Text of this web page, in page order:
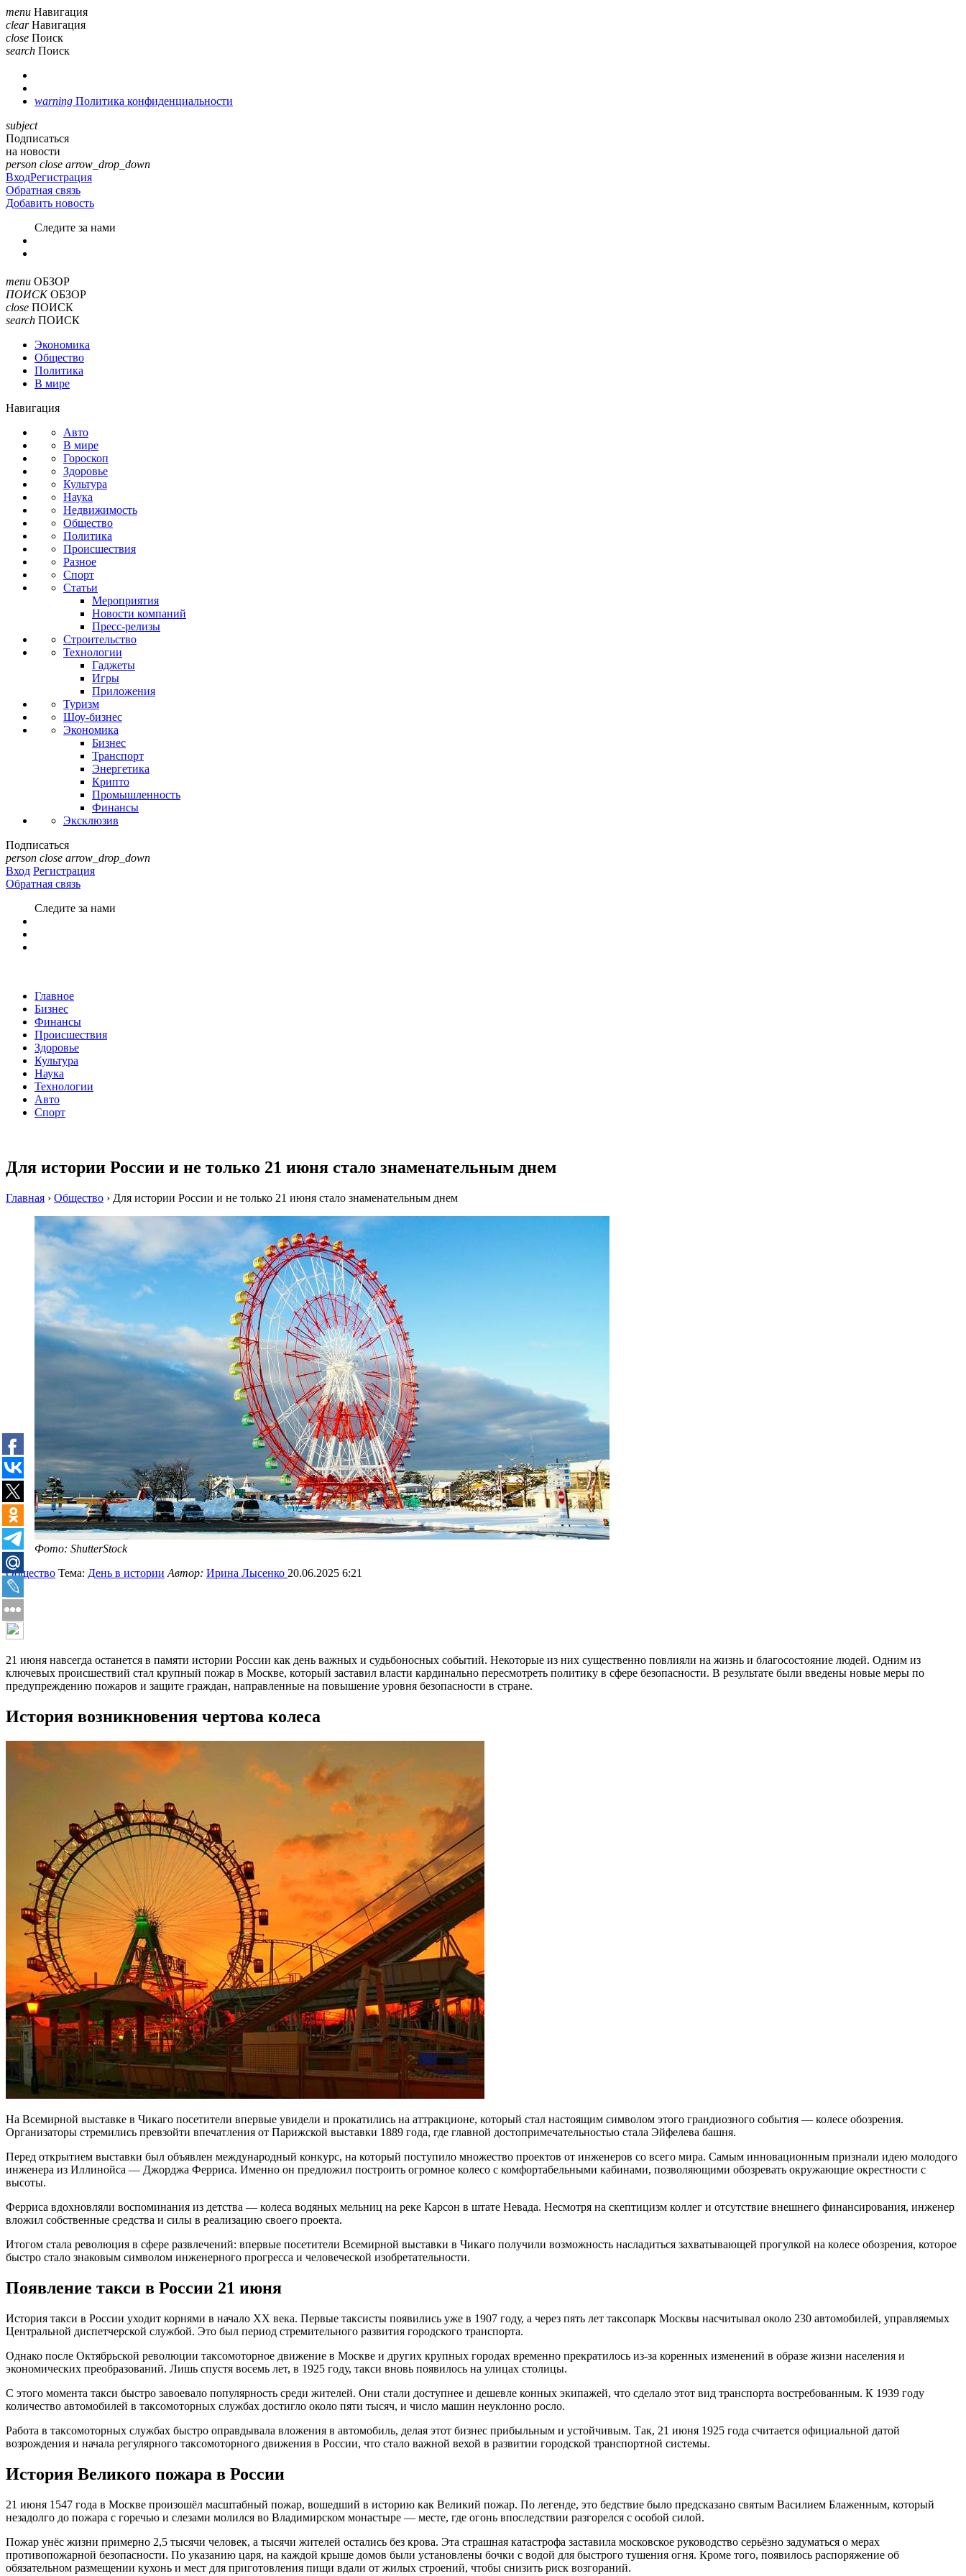
menu Навигация
clear Навигация
close Поиск
search Поиск
warning Политика конфиденциальности
subject
Подписаться
на новости
person close arrow_drop_down
ВходРегистрация
Обратная связь
Добавить новость
Cледите за нами
menu ОБЗОР
ПОИСК ОБЗОР
close ПОИСК
search ПОИСК
Экономика
Общество
Политика
В мире
Навигация
Авто
В мире
Гороскоп
Здоровье
Культура
Наука
Недвижимость
Общество
Политика
Происшествия
Разное
Спорт
Статьи
Мероприятия
Новости компаний
Пресс-релизы
Строительство
Технологии
Гаджеты
Игры
Приложения
Туризм
Шоу-бизнес
Экономика
Бизнес
Транспорт
Энергетика
Крипто
Промышленность
Финансы
Эксклюзив
Подписаться
person close arrow_drop_down
Вход Регистрация
Обратная связь
Следите за нами
Главное
Бизнес
Финансы
Происшествия
Здоровье
Культура
Наука
Технологии
Авто
Спорт
Для истории России и не только 21 июня стало знаменательным днем
Главная › Общество › Для истории России и не только 21 июня стало знаменательным днем
Фото: ShutterStock
Общество Тема: День в истории Автор: Ирина Лысенко 20.06.2025 6:21
21 июня навсегда останется в памяти истории России как день важных и судьбоносных событий. Некоторые из них существенно повлияли на жизнь и благосостояние людей. Одним из
ключевых происшествий стал крупный пожар в Москве, который заставил власти кардинально пересмотреть политику в сфере безопасности. В результате были введены новые меры по
предупреждению пожаров и защите граждан, направленные на повышение уровня безопасности в стране.
История возникновения чертова колеса
На Всемирной выставке в Чикаго посетители впервые увидели и прокатились на аттракционе, который стал настоящим символом этого грандиозного события — колесе обозрения.
Организаторы стремились превзойти впечатления от Парижской выставки 1889 года, где главной достопримечательностью стала Эйфелева башня.
Перед открытием выставки был объявлен международный конкурс, на который поступило множество проектов от инженеров со всего мира. Самым инновационным признали идею молодого
инженера из Иллинойса — Джорджа Ферриса. Именно он предложил построить огромное колесо с комфортабельными кабинами, позволяющими обозревать окружающие окрестности с
высоты.
Ферриса вдохновляли воспоминания из детства — колеса водяных мельниц на реке Карсон в штате Невада. Несмотря на скептицизм коллег и отсутствие внешнего финансирования, инженер
вложил собственные средства и силы в реализацию своего проекта.
Итогом стала революция в сфере развлечений: впервые посетители Всемирной выставки в Чикаго получили возможность насладиться захватывающей прогулкой на колесе обозрения, которое
быстро стало знаковым символом инженерного прогресса и человеческой изобретательности.
Появление такси в России 21 июня
История такси в России уходит корнями в начало XX века. Первые таксисты появились уже в 1907 году, а через пять лет таксопарк Москвы насчитывал около 230 автомобилей, управляемых
Центральной диспетчерской службой. Это был период стремительного развития городского транспорта.
Однако после Октябрьской революции таксомоторное движение в Москве и других крупных городах временно прекратилось из-за коренных изменений в образе жизни населения и
экономических преобразований. Лишь спустя восемь лет, в 1925 году, такси вновь появилось на улицах столицы.
С этого момента такси быстро завоевало популярность среди жителей. Они стали доступнее и дешевле конных экипажей, что сделало этот вид транспорта востребованным. К 1939 году
количество автомобилей в таксомоторных службах достигло около пяти тысяч, и число машин неуклонно росло.
Работа в таксомоторных службах быстро оправдывала вложения в автомобиль, делая этот бизнес прибыльным и устойчивым. Так, 21 июня 1925 года считается официальной датой
возрождения и начала регулярного таксомоторного движения в России, что стало важной вехой в развитии городской транспортной системы.
История Великого пожара в России
21 июня 1547 года в Москве произошёл масштабный пожар, вошедший в историю как Великий пожар. По легенде, это бедствие было предсказано святым Василием Блаженным, который
незадолго до пожара с горечью и слезами молился во Владимирском монастыре — месте, где огонь впоследствии разгорелся с особой силой.
Пожар унёс жизни примерно 2,5 тысячи человек, а тысячи жителей остались без крова. Эта страшная катастрофа заставила московское руководство серьёзно задуматься о мерах
противопожарной безопасности. По указанию царя, на каждой крыше домов были установлены бочки с водой для быстрого тушения огня. Кроме того, появилось распоряжение об
обязательном размещении кухонь и мест для приготовления пищи вдали от жилых строений, чтобы снизить риск возгораний.